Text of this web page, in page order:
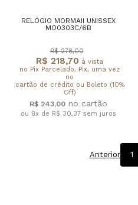
RELÓGIO MORMAII UNISSEX
MO0303C/6B
R$ 218,70 à vista
no Pix Parcelado, Pix, uma vez
no
cartão de crédito ou Boleto (10%
Off)
R$ 278,00
R$ 243,00
ou 8x de R$ 30,37 sem juros
Anterior 1